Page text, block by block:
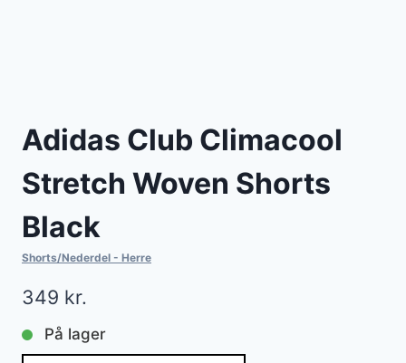
Adidas Club Climacool
Stretch Woven Shorts
Black
Shorts/Nederdel - Herre
349 kr.
På lager